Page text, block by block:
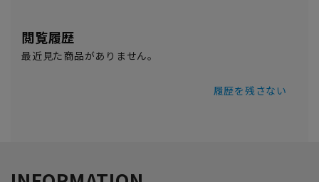
閲覧履歴
最近見た商品がありません。
履歴を残さない